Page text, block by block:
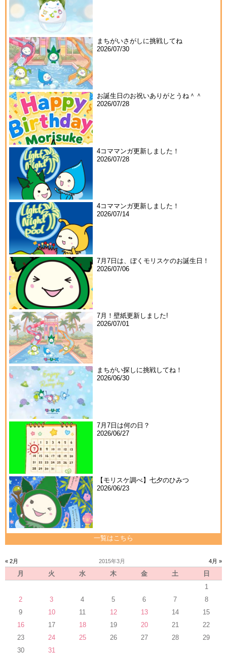
まちがいさがしに挑戦してね
2026/07/30
お誕生日のお祝いありがとうね＾＾
2026/07/28
4コママンガ更新しました！
2026/07/28
4コママンガ更新しました！
2026/07/14
7月7日は、ぼくモリスケのお誕生日！
2026/07/06
7月！壁紙更新しました!
2026/07/01
まちがい探しに挑戦してね！
2026/06/30
7月7日は何の日？
2026/06/27
【モリスケ調べ】七夕のひみつ
2026/06/23
一覧はこちら
« 2月 2015年3月 4月 »
月 火 水 木 金 土
日
1
2
3 4 5 6 7
8
9
10 11 12 13 14
15
16
17 18 19 20 21
22
23
24 25 26 27 28
29
30
31